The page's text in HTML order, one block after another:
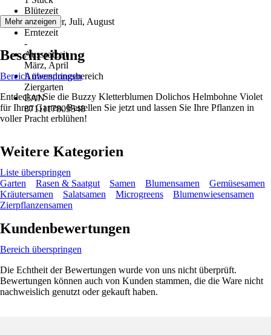
Blütezeit
September, Juli, August
Erntezeit
-
Aussaatzeit
März, April
Anwendungsbereich
Ziergarten
EAN
8711117809548
Mehr anzeigen
Beschreibung
Bereich überspringen
Entdecken Sie die Buzzy Kletterblumen Dolichos Helmbohne Violet
für Ihren Garten. Bestellen Sie jetzt und lassen Sie Ihre Pflanzen in
voller Pracht erblühen!
Weitere Kategorien
Liste überspringen
Garten
Rasen & Saatgut Samen Blumensamen
Gemüsesamen
Kräutersamen
Salatsamen Microgreens
Blumenwiesensamen
Zierpflanzensamen
Kundenbewertungen
Bereich überspringen
Die Echtheit der Bewertungen wurde von uns nicht überprüft.
Bewertungen können auch von Kunden stammen, die die Ware nicht
nachweislich genutzt oder gekauft haben.